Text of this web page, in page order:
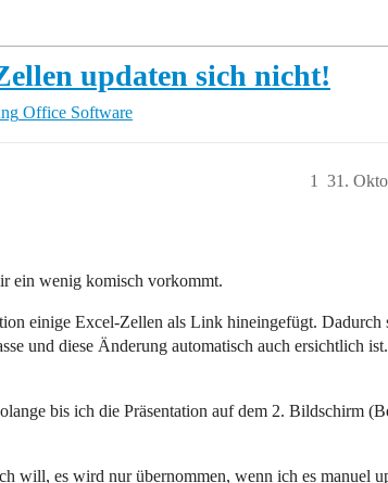
updaten sich nicht!
Office Software
31.
1
ein wenig komisch vorkommt.
einige Excel-Zellen als Link hineingefügt. Dadurch
und diese Änderung automatisch auch ersichtlich
bis ich die Präsentation auf dem 2. Bildschirm
will, es wird nur übernommen, wenn ich es manuel